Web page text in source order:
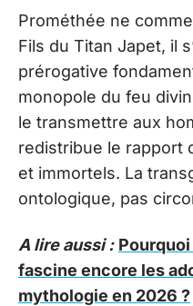
Prométhée ne
Fils du Titan Japet, il
prérogative
monopole du feu
le transmettre aux
redistribue le rapport
et immortels. La
ontologique, pas
A lire aussi :
fascine encore les
mythologie en 2026 ?